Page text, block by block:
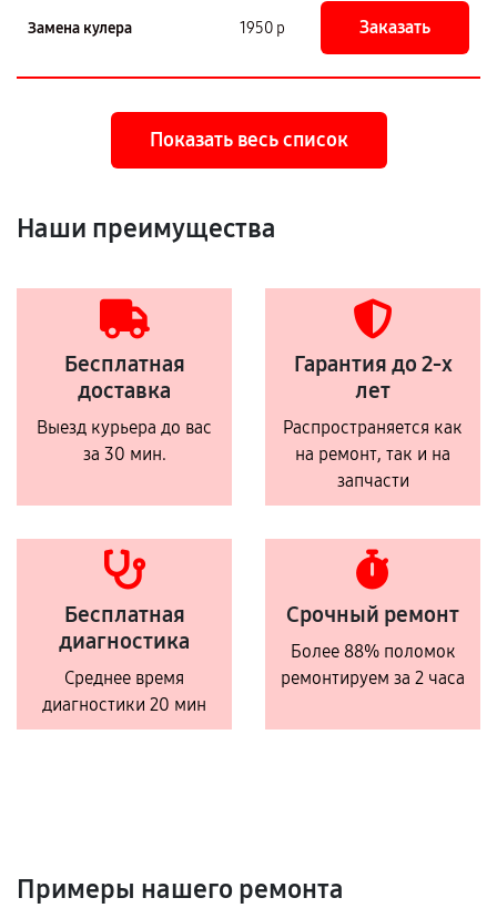
Замена кулера 1950 р Заказать
Показать весь список
Наши преимущества
Бесплатная
доставка
Выезд курьера до вас
за 30 мин.
Гарантия до 2-х
лет
Распространяется как
на ремонт, так и на
запчасти
Бесплатная
диагностика
Среднее время
диагностики 20 мин
Срочный ремонт
Более 88% поломок
ремонтируем за 2 часа
Примеры нашего ремонта